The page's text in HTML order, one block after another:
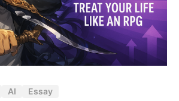
秀的魔力在於，它
關係這一人生難題赤裸攤開。劇情時
卻恰恰提醒我們：現實比戲劇更狗
實 節
是那些看似荒誕卻無比真實的場景，
AI Essay